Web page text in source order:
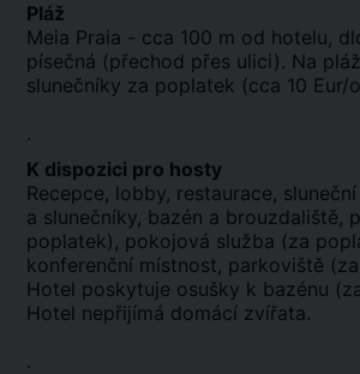
Pláž
Meia Praia - cca 100 m od hotelu,
písečná (přechod přes ulici). Na
slunečníky za poplatek (cca 10 Eur/
.
K dispozici pro hosty
Recepce, lobby, restaurace,
a slunečníky, bazén a brouzdaliště,
poplatek), pokojová služba (za
konferenční místnost, parkoviště
Hotel poskytuje osušky k bazénu
Hotel nepřijímá domácí zvířata.
.